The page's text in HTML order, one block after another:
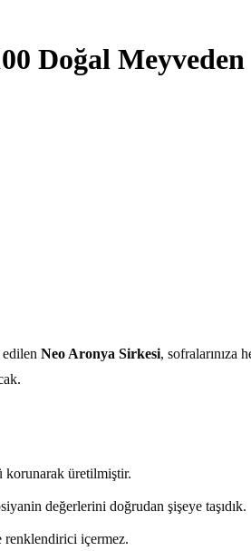
Doğal Meyveden
Neo Aronya Sirkesi, sofralarınıza
korunarak üretilmiştir.
değerlerini doğrudan şişeye taşıdık.
renklendirici içermez.